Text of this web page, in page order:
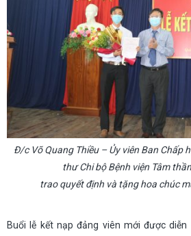
Đ/c Võ Quang Thiều – Ủy viên Ban Chấp
thư Chi bộ Bệnh viện Tâm
trao quyết định và tặng hoa chúc
Buổi lễ kết nạp đảng viên mới được